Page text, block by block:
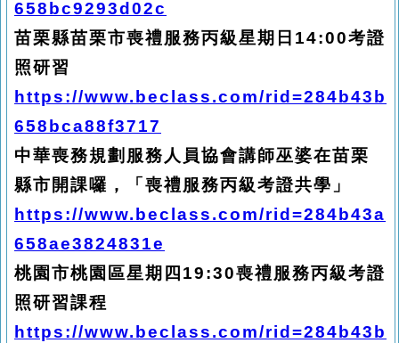
658bc9293d02c
苗栗縣苗栗市喪禮服務丙級星期日14:00考證
照研習
https://www.beclass.com/rid=284b43b
658bca88f3717
中華喪務規劃服務人員協會講師巫婆在苗栗
縣市開課囉，「喪禮服務丙級考證共學」
https://www.beclass.com/rid=284b43a
658ae3824831e
桃園市桃園區星期四19:30喪禮服務丙級考證
照研習課程
https://www.beclass.com/rid=284b43b